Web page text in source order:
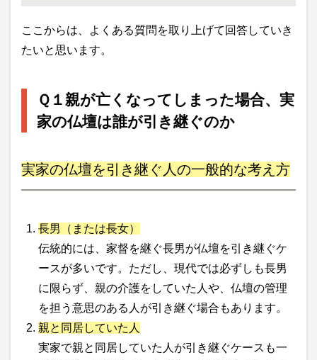
ここからは、よくある質問を取り上げて回答していき
たいと思います。
Ｑ１親が亡くなってしまった場合、実
家の仏壇は誰が引き継ぐのか
実家の仏壇を引き継ぐ人の一般的な考え方
長男（または長女）
伝統的には、家督を継ぐ長男が仏壇を引き継ぐケ
ースが多いです。ただし、現代では必ずしも長男
に限らず、親の介護をしていた人や、仏壇の管理
を担う意思のある人が引き継ぐ場合もあります。
親と同居していた人
実家で親と同居していた人が引き継ぐケースも一